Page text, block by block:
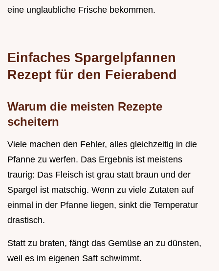
eine unglaubliche Frische bekommen.
Einfaches Spargelpfannen
Rezept für den Feierabend
Warum die meisten Rezepte
scheitern
Viele machen den Fehler, alles gleichzeitig in die
Pfanne zu werfen. Das Ergebnis ist meistens
traurig: Das Fleisch ist grau statt braun und der
Spargel ist matschig. Wenn zu viele Zutaten auf
einmal in der Pfanne liegen, sinkt die Temperatur
drastisch.
Statt zu braten, fängt das Gemüse an zu dünsten,
weil es im eigenen Saft schwimmt.